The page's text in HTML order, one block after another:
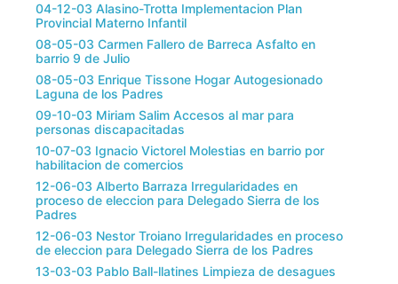
04-12-03 Alasino-Trotta Implementacion Plan
Provincial Materno Infantil
08-05-03 Carmen Fallero de Barreca Asfalto en
barrio 9 de Julio
08-05-03 Enrique Tissone Hogar Autogesionado
Laguna de los Padres
09-10-03 Miriam Salim Accesos al mar para
personas discapacitadas
10-07-03 Ignacio Victorel Molestias en barrio por
habilitacion de comercios
12-06-03 Alberto Barraza Irregularidades en
proceso de eleccion para Delegado Sierra de los
Padres
12-06-03 Nestor Troiano Irregularidades en proceso
de eleccion para Delegado Sierra de los Padres
13-03-03 Pablo Ball-llatines Limpieza de desagues